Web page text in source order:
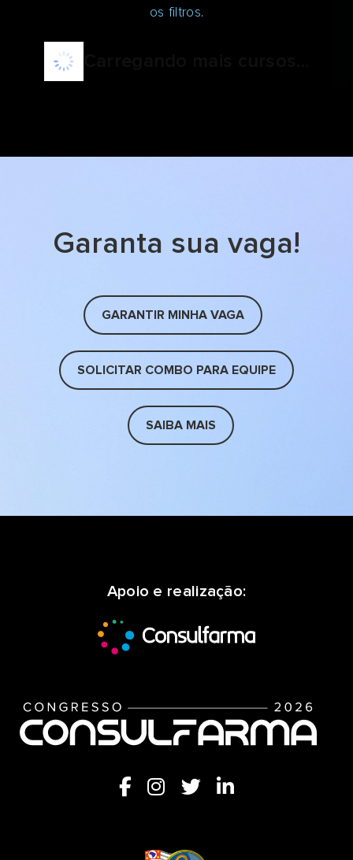
os filtros.
Garanta sua vaga!
GARANTIR MINHA VAGA
SOLICITAR COMBO PARA EQUIPE
SAIBA MAIS
Apoio e realização: